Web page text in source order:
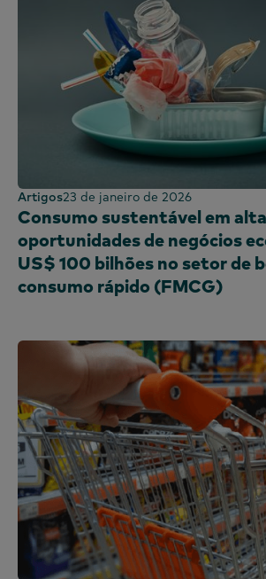
Artigos23 de janeiro de 2026
Consumo sustentável em
oportunidades de negócios
US$ 100 bilhões no setor de
consumo rápido (FMCG)